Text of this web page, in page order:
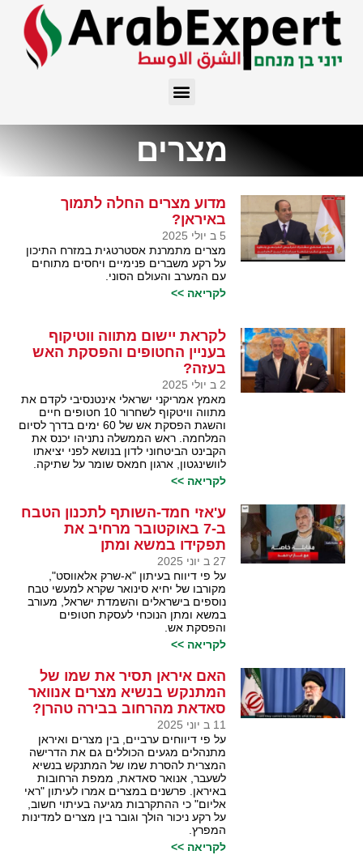
מצרים
מדוע מצרים החלה לתמוך
באיראן?
5 ב יולי 2025
מצרים מתמרנת אסטרטגית במזרח התיכון
על רקע משברים פנימיים ויחסים מתוחים
עם המערב והעולם הסוני.
לקריאה >>
לקראת יישום מתווה ווטיקוף
בעניין החטופים והפסקת האש
בעזה?
2 ב יולי 2025
מאמץ אמריקני ישראלי אינטנסיבי לקדם את
מתווה וויטקוף לשחרור 10 חטופים חיים
והשגת הפסקת אש של 60 ימים בדרך לסיום
המלחמה. ראש הממשלה נתניהו יכנס את
הקבינט הביטחוני לדון בנושא לפני יציאתו
לוושינגטון, ארגון חמאס שומר על שתיקה.
לקריאה >>
ע'אזי חמד-השותף לתכנון הטבח
ב-7 באוקטובר מרחיב את
תפקידו במשא ומתן
27 ב יוני 2025
על פי דיווח בעיתון "א-שרק אלאווסט",
מקורבו של יחיא סינואר שקרא למעשי טבח
נוספים בישראלים והשמדת ישראל, מעורב
במשא ומתן הנוכחי לעסקת חטופים
והפסקת אש.
לקריאה >>
האם איראן תסיר את שמו של
המתנקש בנשיא מצרים אנוואר
סאדאת מהרחוב בבירה טהרן?
11 ב יוני 2025
על פי דיווחים ערביים, בין מצרים ואיראן
מתנהלים מגעים הכוללים גם את הדרישה
המצרית להסרת שמו של המתנקש בנשיא
לשעבר, אנואר סאדאת, ממפת הרחובות
באיראן. פרשנים במצרים אמרו לעיתון "ראי
אליום" כי ההתקרבות מגיעה בעיתוי חשוב,
על רקע ניכור הולך וגובר בין מצרים למדינות
המפרץ.
לקריאה >>